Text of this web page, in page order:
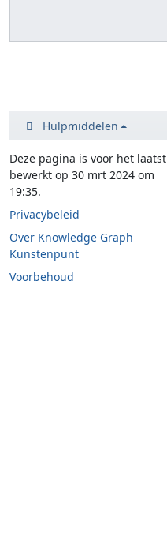
Hulpmiddelen
Deze pagina is voor het laatst
bewerkt op 30 mrt 2024 om
19:35.
Privacybeleid
Over Knowledge Graph
Kunstenpunt
Voorbehoud